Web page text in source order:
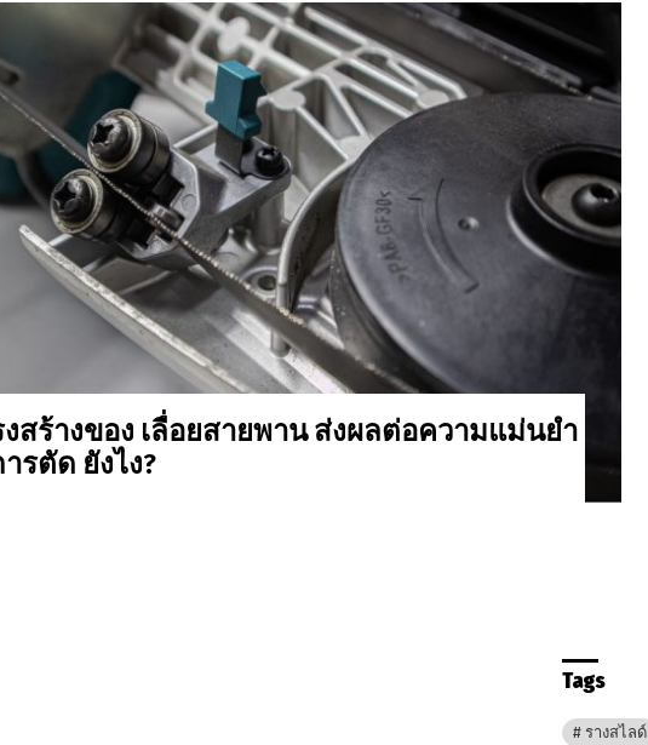
สร้างของ เลื่อยสายพาน ส่งผลต่อความแม่นยำ
รตัด ยังไง?
Tags
รางสไลด์